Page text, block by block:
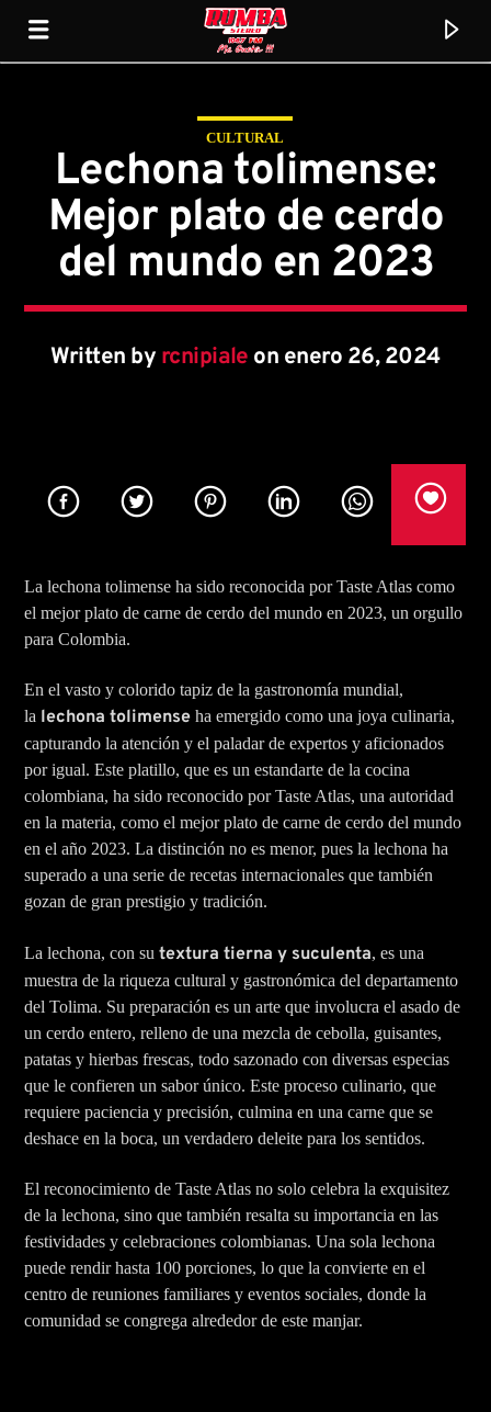
Rumba Stereo 104.7
Title
Rumba Stereo 104.7
Rcn Radio Las Lajas
CULTURAL
Lechona tolimense:
Mejor plato de cerdo
del mundo en 2023
Written by rcnipiale on enero 26, 2024
La lechona tolimense ha sido reconocida por Taste Atlas como
el mejor plato de carne de cerdo del mundo en 2023, un orgullo
para Colombia.
En el vasto y colorido tapiz de la gastronomía mundial,
la lechona tolimense ha emergido como una joya culinaria,
capturando la atención y el paladar de expertos y aficionados
por igual. Este platillo, que es un estandarte de la cocina
colombiana, ha sido reconocido por Taste Atlas, una autoridad
en la materia, como el mejor plato de carne de cerdo del mundo
en el año 2023. La distinción no es menor, pues la lechona ha
superado a una serie de recetas internacionales que también
gozan de gran prestigio y tradición.
La lechona, con sutextura tierna y suculenta, es una
muestra de la riqueza cultural y gastronómica del departamento
del Tolima. Su preparación es un arte que involucra el asado de
un cerdo entero, relleno de una mezcla de cebolla, guisantes,
patatas y hierbas frescas, todo sazonado con diversas especias
que le confieren un sabor único. Este proceso culinario, que
requiere paciencia y precisión, culmina en una carne que se
deshace en la boca, un verdadero deleite para los sentidos.
El reconocimiento de Taste Atlas no solo celebra la exquisitez
de la lechona, sino que también resalta su importancia en las
festividades y celebraciones colombianas. Una sola lechona
puede rendir hasta 100 porciones, lo que la convierte en el
centro de reuniones familiares y eventos sociales, donde la
comunidad se congrega alrededor de este manjar.